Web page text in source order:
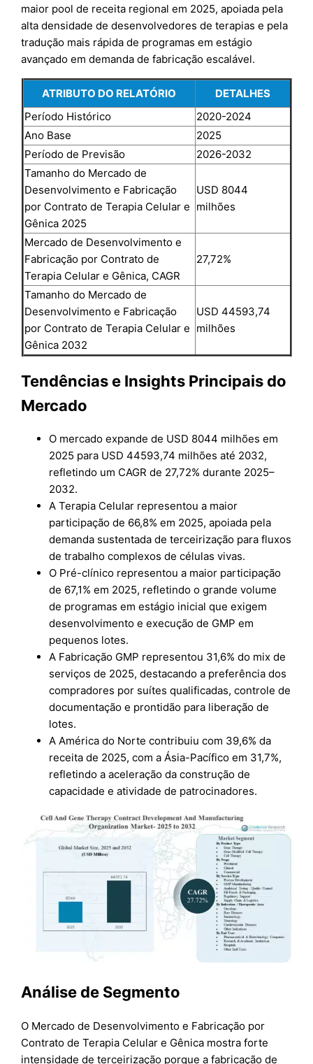
maior pool de receita regional em 2025, apoiada pela
alta densidade de desenvolvedores de terapias e pela
tradução mais rápida de programas em estágio
avançado em demanda de fabricação escalável.
ATRIBUTO DO RELATÓRIO
DETALHES
Período Histórico
2020-2024
Ano Base
2025
Período de Previsão
2026-2032
Tamanho do Mercado de
Desenvolvimento e Fabricação
por Contrato de Terapia Celular e
Gênica 2025
USD 8044
milhões
Mercado de Desenvolvimento e
Fabricação por Contrato de
Terapia Celular e Gênica, CAGR
27,72%
Tamanho do Mercado de
Desenvolvimento e Fabricação
por Contrato de Terapia Celular e
Gênica 2032
USD 44593,74
milhões
Tendências e Insights Principais do
Mercado
O mercado expande de USD 8044 milhões em
2025 para USD 44593,74 milhões até 2032,
refletindo um CAGR de 27,72% durante 2025–
2032.
A Terapia Celular representou a maior
participação de 66,8% em 2025, apoiada pela
demanda sustentada de terceirização para fluxos
de trabalho complexos de células vivas.
O Pré-clínico representou a maior participação
de 67,1% em 2025, refletindo o grande volume
de programas em estágio inicial que exigem
desenvolvimento e execução de GMP em
pequenos lotes.
A Fabricação GMP representou 31,6% do mix de
serviços de 2025, destacando a preferência dos
compradores por suítes qualificadas, controle de
documentação e prontidão para liberação de
lotes.
A América do Norte contribuiu com 39,6% da
receita de 2025, com a Ásia-Pacífico em 31,7%,
refletindo a aceleração da construção de
capacidade e atividade de patrocinadores.
Análise de Segmento
O Mercado de Desenvolvimento e Fabricação por
Contrato de Terapia Celular e Gênica mostra forte
intensidade de terceirização porque a fabricação de